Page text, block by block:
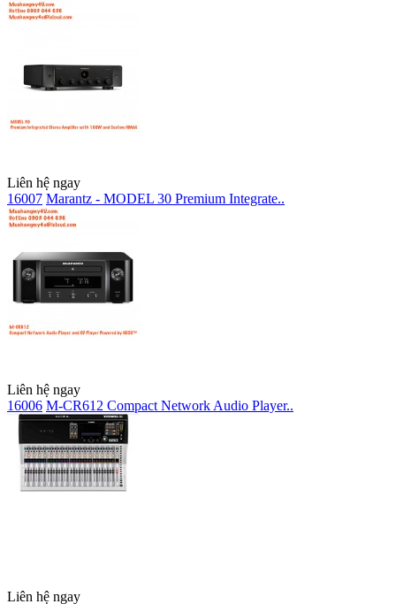
Liên hệ ngay
16007 Marantz - MODEL 30 Premium Integrate..
Liên hệ ngay
16006 M-CR612 Compact Network Audio Player..
Liên hệ ngay